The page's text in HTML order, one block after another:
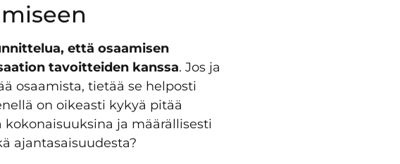
että osaamisen
tavoitteiden kanssa. Jos ja
osaamista, tietää se helposti
on oikeasti kykyä pitää
ja määrällisesti
ajantasaisuudesta?